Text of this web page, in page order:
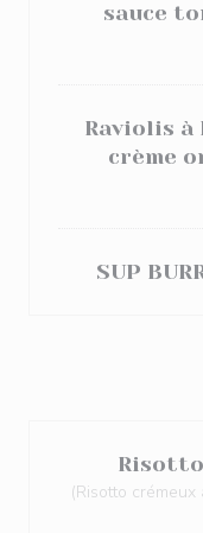
sauce
Raviolis
crème
SUP
(Risotto